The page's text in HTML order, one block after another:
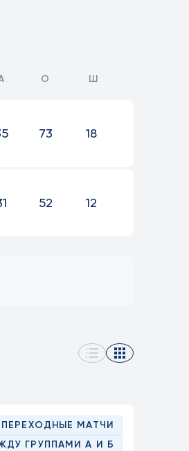
О Ш
73 18
52 12
ПЕРЕХОДНЫЕ МАТЧИ
ГРУППАМИ А И Б